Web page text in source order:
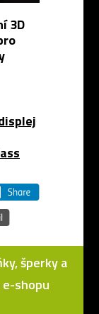
3D
šperky a
shopu